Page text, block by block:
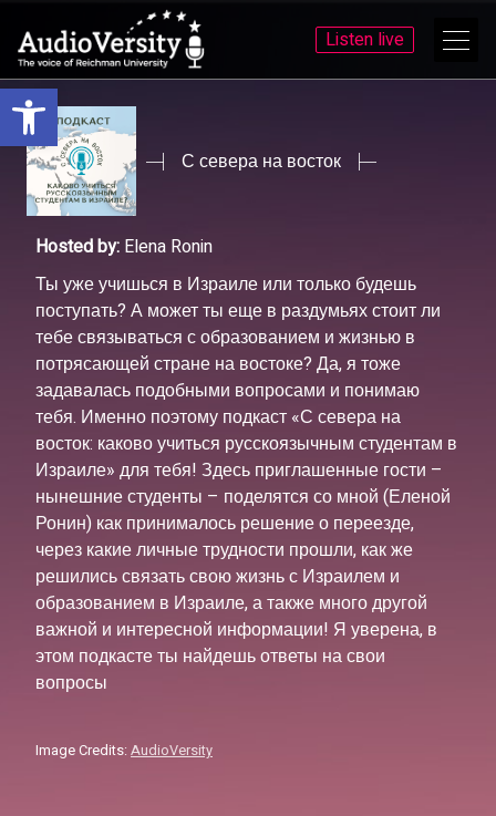
Open toolbar
Skip
to
menu
Skip
to
content
Listen live
С севера на восток
Hosted by: Elena Ronin
Ты уже учишься в Израиле или только будешь
поступать? А может ты еще в раздумьях стоит ли
тебе связываться с образованием и жизнью в
потрясающей стране на востоке? Да, я тоже
задавалась подобными вопросами и понимаю
тебя. Именно поэтому подкаст «С севера на
восток: каково учиться русскоязычным студентам в
Израиле» для тебя! Здесь приглашенные гости –
нынешние студенты – поделятся со мной (Еленой
Ронин) как принималось решение о переезде,
через какие личные трудности прошли, как же
решились связать свою жизнь с Израилем и
образованием в Израиле, а также много другой
важной и интересной информации! Я уверена, в
этом подкасте ты найдешь ответы на свои
вопросы
Image Credits: AudioVersity